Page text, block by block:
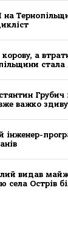
a
Грубич
важко
інженер-
видав
села Острів